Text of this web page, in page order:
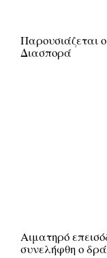
Παρουσιάζεται
Διασπορά
Αιματηρό
συνελήφθη ο